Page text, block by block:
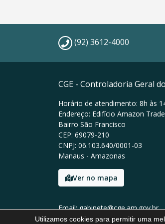
(92) 3612-4000
CGE - Controladoria Geral
Horário de atendimento: 8h às
Endereço: Edifício Amazon
Bairro São Francisco
CEP: 69079-210
CNPJ: 06.103.640/0001-03
Manaus - Amazonas
Ver no mapa
Email: gabinete@cge.am.gov.br
Tel: (92) 3612-4000
Utilizamos cookies para permitir uma